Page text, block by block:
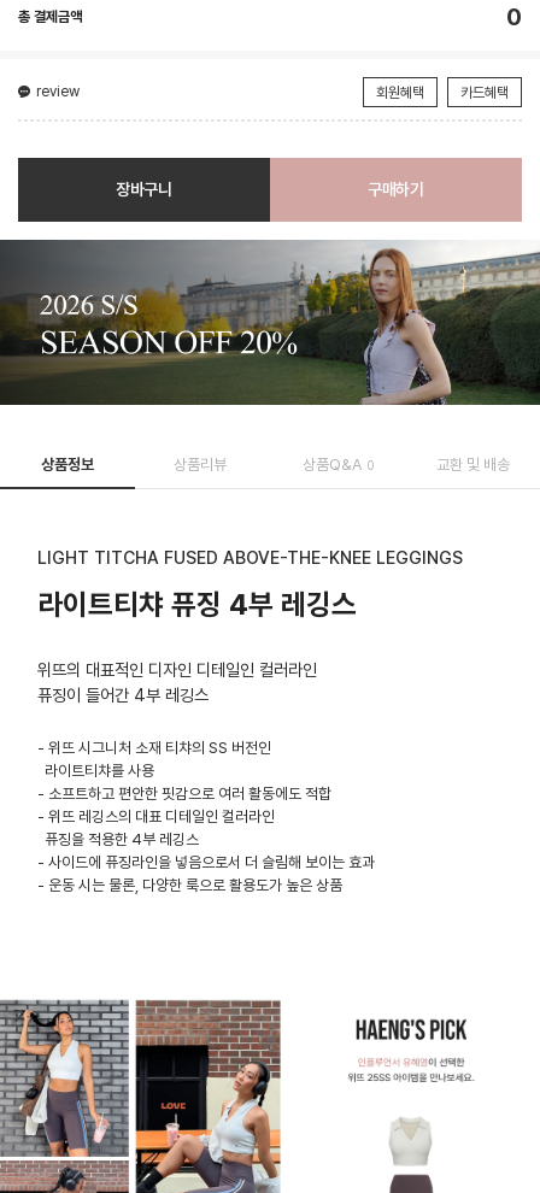
총 결제금액 0
review 회원혜택 카드혜택
장바구니 구매하기
상품정보 상품리뷰 상품Q&A 0 교환 및 배송
LIGHT TITCHA FUSED ABOVE-THE-KNEE LEGGINGS
라이트티챠 퓨징 4부 레깅스
위뜨의 대표적인 디자인 디테일인 컬러라인
퓨징이 들어간 4부 레깅스
- 위뜨 시그니처 소재 티챠의 SS 버전인
라이트티챠를 사용
- 소프트하고 편안한 핏감으로 여러 활동에도 적합
- 위뜨 레깅스의 대표 디테일인 컬러라인
퓨징을 적용한 4부 레깅스
- 사이드에 퓨징라인을 넣음으로서 더 슬림해 보이는 효과
- 운동 시는 물론, 다양한 룩으로 활용도가 높은 상품